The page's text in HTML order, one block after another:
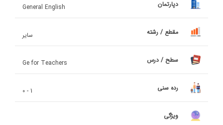
دپارتمان General English
مقطع / رشته سایر
سطح / درس Ge for Teachers
رده سنی 1 - 0
ویژگی